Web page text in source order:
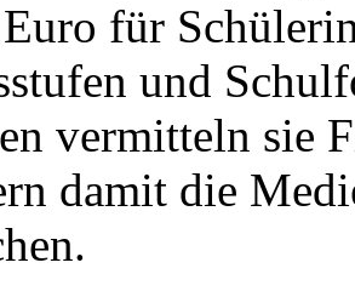
für
und
vermitteln sie
damit die